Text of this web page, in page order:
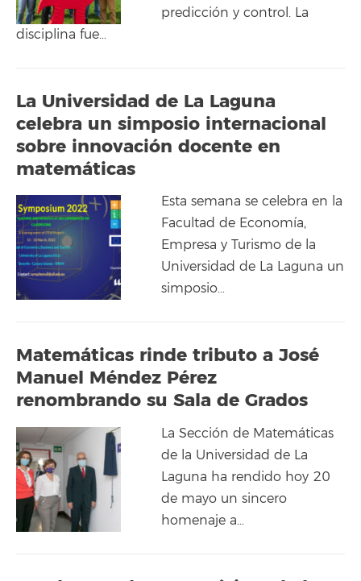
predicción y control. La
disciplina fue…
La Universidad de La Laguna
celebra un simposio internacional
sobre innovación docente en
matemáticas
Esta semana se celebra en la
Facultad de Economía,
Empresa y Turismo de la
Universidad de La Laguna un
simposio…
Matemáticas rinde tributo a José
Manuel Méndez Pérez
renombrando su Sala de Grados
La Sección de Matemáticas
de la Universidad de La
Laguna ha rendido hoy 20
de mayo un sincero
homenaje a…